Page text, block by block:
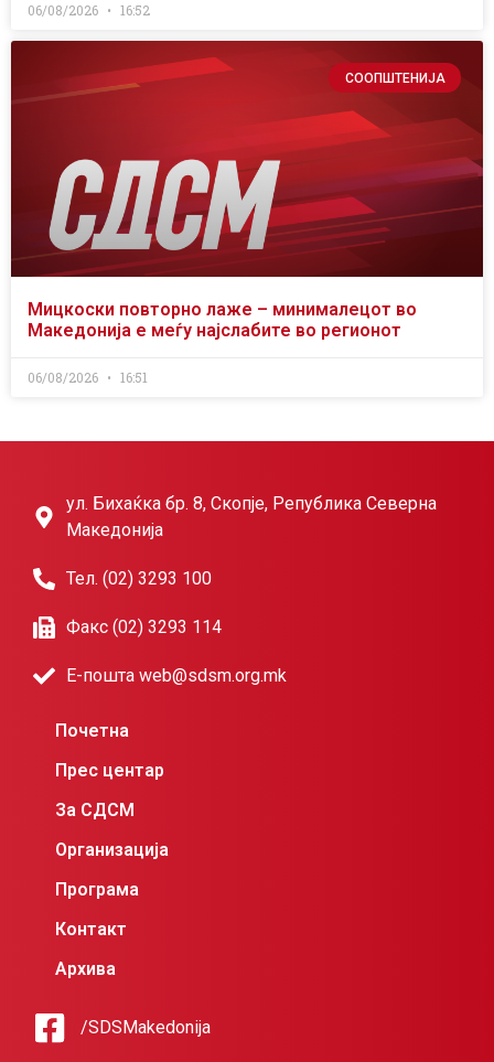
06/08/2026 16:52
СООПШТЕНИЈА
Мицкоски повторно лаже – минималецот во
Македонија е меѓу најслабите во регионот
06/08/2026 16:51
ул. Бихаќка бр. 8, Скопје, Република Северна
Македонија
Тел. (02) 3293 100
Факс (02) 3293 114
Е-пошта web@sdsm.org.mk
Почетна
Прес центар
За СДСМ
Организација
Програма
Контакт
Архива
/SDSMakedonija